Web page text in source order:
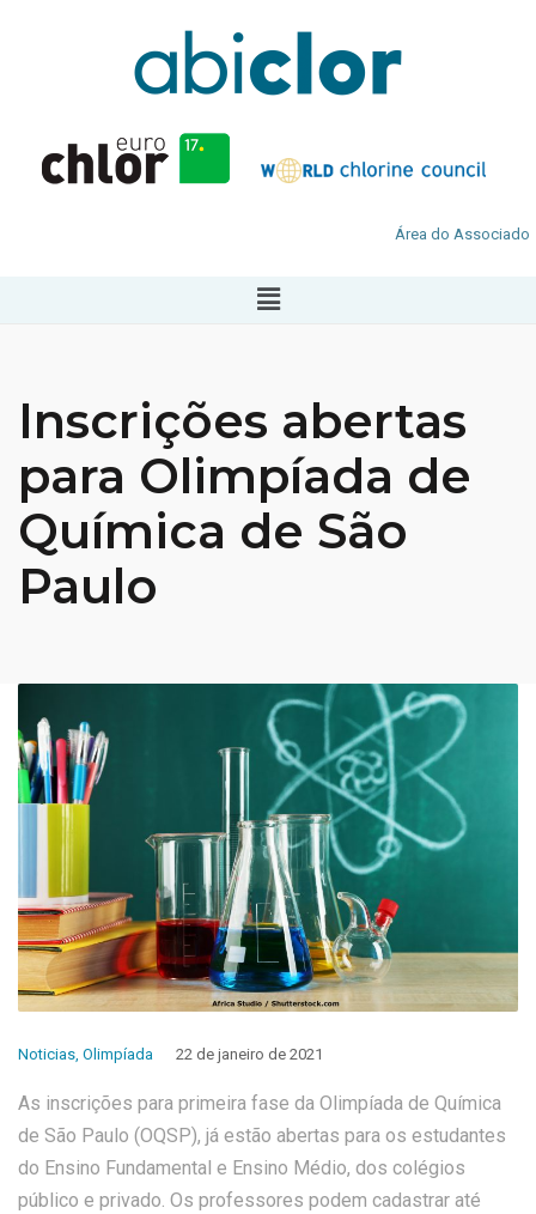
Área do Associado
Inscrições abertas
para Olimpíada de
Química de São
Paulo
Noticias, Olimpíada 22 de janeiro de 2021
As inscrições para primeira fase da Olimpíada de Química
de São Paulo (OQSP), já estão abertas para os estudantes
do Ensino Fundamental e Ensino Médio, dos colégios
público e privado. Os professores podem cadastrar até